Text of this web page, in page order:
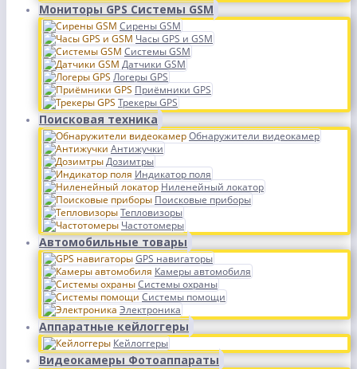
Мониторы GPS Системы GSM
Сирены GSM
Часы GPS и GSM
Системы GSM
Датчики GSM
Логеры GPS
Приёмники GPS
Трекеры GPS
Поисковая техника
Обнаружители видеокамер
Антижучки
Дозимтры
Индикатор поля
Ниленейный локатор
Поисковые приборы
Тепловизоры
Частотомеры
Автомобильные товары
GPS навигаторы
Камеры автомобиля
Системы охраны
Системы помощи
Электроника
Аппаратные кейлоггеры
Кейлоггеры
Видеокамеры Фотоаппараты